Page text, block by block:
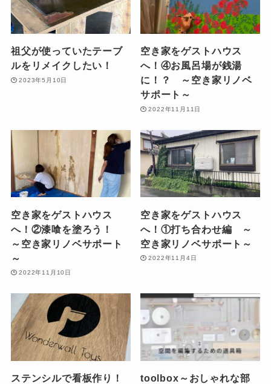
祖父が使っていたテーブ
ルをリメイクしたい！
2023年5月10日
空き家をゲストハウス
へ！④お風呂場が銭湯
に！？ ～空き家リノベ
サポート～
2022年11月11日
空き家をゲストハウス
へ！②漆喰を塗ろう！
～空き家リノベサポート
～
2022年11月10日
空き家をゲストハウス
へ！①打ち合わせ編 ～
空き家リノベサポート～
2022年11月4日
ステンシルで看板作り！
toolbox～おしゃれな部